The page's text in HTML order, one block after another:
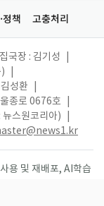
정책 고충처리
국장 : 김기성
성환
종로 0676호
뉴스원코리아)
및 재배포, AI학습